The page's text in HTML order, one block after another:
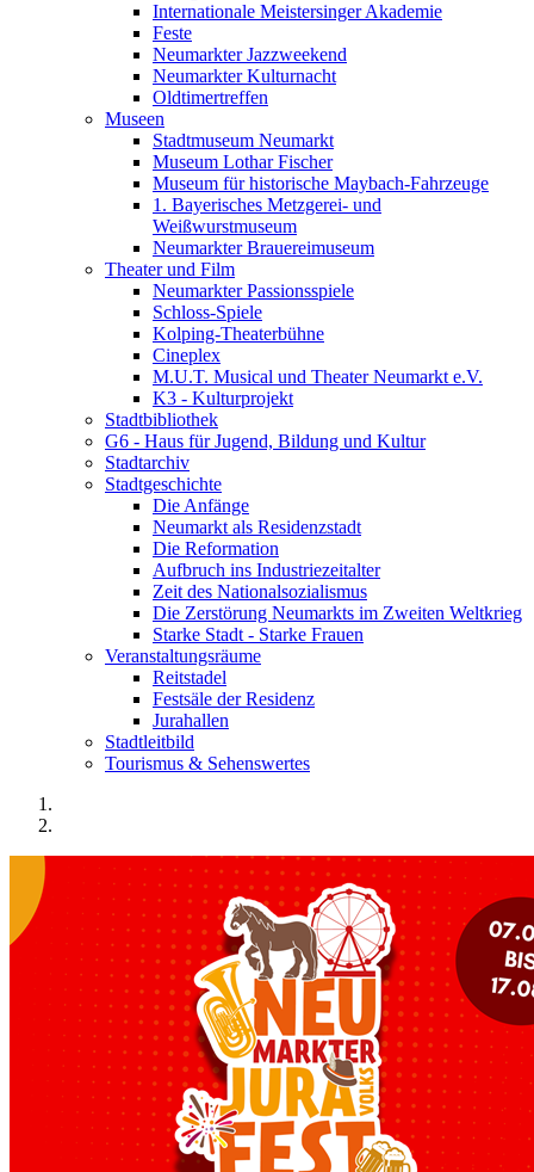
Internationale Meistersinger Akademie
Feste
Neumarkter Jazzweekend
Neumarkter Kulturnacht
Oldtimertreffen
Museen
Stadtmuseum Neumarkt
Museum Lothar Fischer
Museum für historische Maybach-Fahrzeuge
1. Bayerisches Metzgerei- und
Weißwurstmuseum
Neumarkter Brauereimuseum
Theater und Film
Neumarkter Passionsspiele
Schloss-Spiele
Kolping-Theaterbühne
Cineplex
M.U.T. Musical und Theater Neumarkt e.V.
K3 - Kulturprojekt
Stadtbibliothek
G6 - Haus für Jugend, Bildung und Kultur
Stadtarchiv
Stadtgeschichte
Die Anfänge
Neumarkt als Residenzstadt
Die Reformation
Aufbruch ins Industriezeitalter
Zeit des Nationalsozialismus
Die Zerstörung Neumarkts im Zweiten Weltkrieg
Starke Stadt - Starke Frauen
Veranstaltungsräume
Reitstadel
Festsäle der Residenz
Jurahallen
Stadtleitbild
Tourismus & Sehenswertes